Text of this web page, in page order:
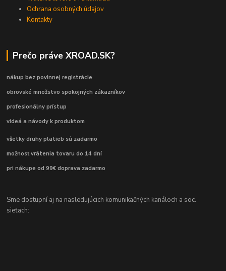
Ochrana osobných údajov
Kontakty
Prečo práve XROAD.SK?
nákup bez povinnej registrácie
obrovské množstvo spokojných zákazníkov
profesionálny prístup
videá a návody k produktom
všetky druhy platieb sú zadarmo
možnosť vrátenia tovaru do 14 dní
pri nákupe od 99€ doprava zadarmo
Sme dostupní aj na nasledujúcich komunikačných kanáloch a soc.
sieťach: